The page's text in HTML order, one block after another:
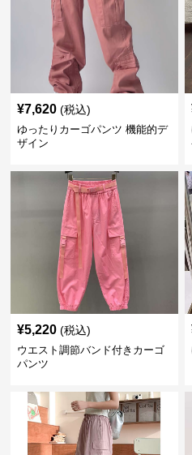
¥7,620 (税込)
ゆったりカーゴパンツ 機能的デ
ザイン
¥5,220 (税込)
ウエスト調節バンド付きカーゴ
パンツ